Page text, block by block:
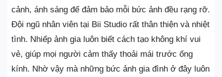
cảnh, ánh sáng để đảm bảo mỗi bức ảnh đều rạng rỡ.
Đội ngũ nhân viên tại Bii Studio rất thân thiện và nhiệt
tình. Nhiếp ảnh gia luôn biết cách tạo không khí vui
vẻ, giúp mọi người cảm thấy thoải mái trước ống
kính. Nhờ vậy mà những bức ảnh gia đình ở đây luôn